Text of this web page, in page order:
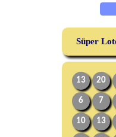
Süper
13 20
6 7
10 13